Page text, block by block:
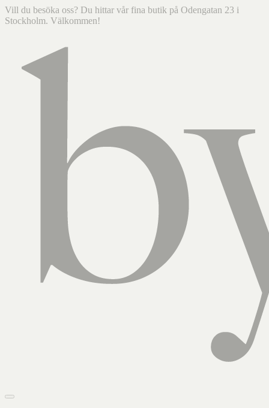
Vill du besöka oss? Du hittar vår fina butik på Odengatan 23 i
Stockholm. Välkommen!